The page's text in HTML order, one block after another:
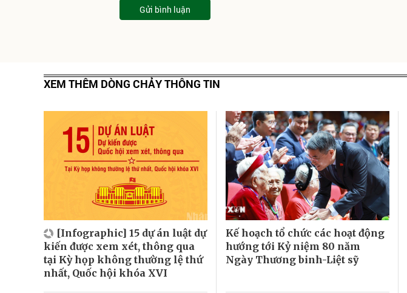
Gửi bình luận
XEM THÊM DÒNG CHẢY THÔNG TIN
[Infographic] 15 dự án luật dự
kiến được xem xét, thông qua
tại Kỳ họp không thường lệ thứ
nhất, Quốc hội khóa XVI
Kế hoạch tổ chức các hoạt động
hướng tới Kỷ niệm 80 năm
Ngày Thương binh-Liệt sỹ